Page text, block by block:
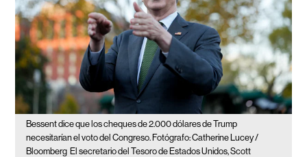
Bessent dice que los cheques de 2.000 dólares de Trump
necesitarían el voto del Congreso. Fotógrafo: Catherine Lucey /
Bloomberg El secretario del Tesoro de Estados Unidos, Scott